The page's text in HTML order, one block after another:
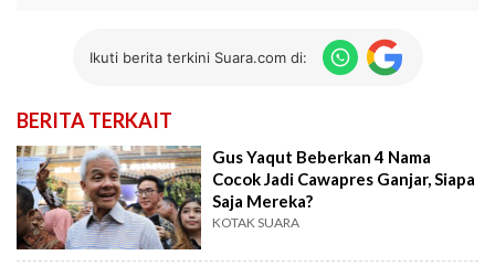
Ikuti berita terkini Suara.com di:
BERITA TERKAIT
Gus Yaqut Beberkan 4 Nama
Cocok Jadi Cawapres Ganjar, Siapa
Saja Mereka?
KOTAK SUARA